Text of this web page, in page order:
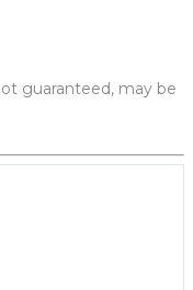
guaranteed, may be